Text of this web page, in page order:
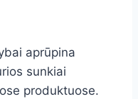
aprūpina
sunkiai
produktuose.